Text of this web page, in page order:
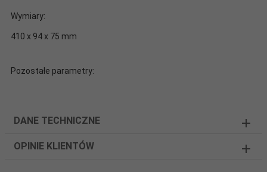
Wymiary:
410 x 94 x 75 mm
Pozostałe parametry:
DANE TECHNICZNE
OPINIE KLIENTÓW